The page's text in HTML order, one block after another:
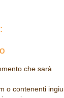
che sarà
o contenenti